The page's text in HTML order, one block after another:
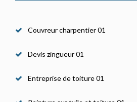
Couvreur charpentier 01
Devis zingueur 01
Entreprise de toiture 01